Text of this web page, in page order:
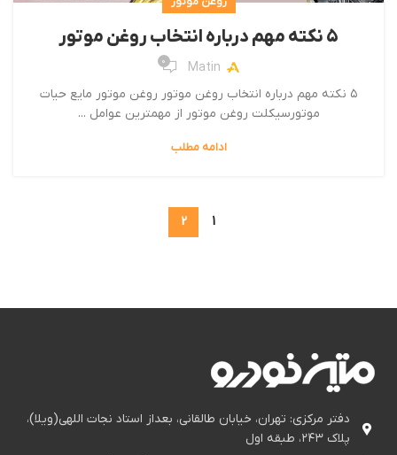
۵ نکته مهم درباره انتخاب روغن موتور
Matin
0
۵ نکته مهم درباره انتخاب روغن موتور روغن موتور مایع حیات
موتورسیکلت روغن موتور از مهمترین عوامل ...
ادامه مطلب
1
2
دفتر مرکزی: تهران، خیابان طالقانی، بعداز استاد نجات اللهی(ویلا)،
پلاک ۲۴۳، طبقه اول